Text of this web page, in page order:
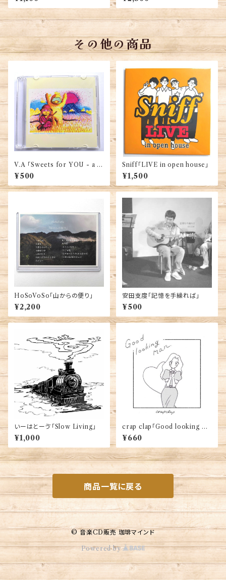
き】
その他の商品
V.A 「Sweets for YOU - a M
iddleage Symphony Compil
ation vol.1」
¥500
Sniff「LIVE in open house」
¥1,500
HoSoVoSo「山からの便り」
¥2,200
安田支度「記憶を手繰れば」
¥500
いーはとーゔ「Slow Living」
¥1,000
crap clap「Good looking ma
n」
¥660
商品一覧に戻る
© 音楽CD販売 珈琲マインド
Powered by